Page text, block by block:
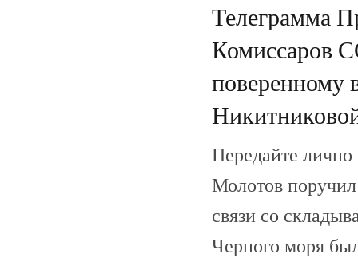
Телеграмма
Комиссаров
Передайте
Молотов
связи со
Черного моря